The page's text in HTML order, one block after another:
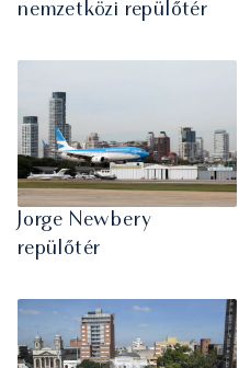
nemzetközi repülőtér
Jorge Newbery
repülőtér